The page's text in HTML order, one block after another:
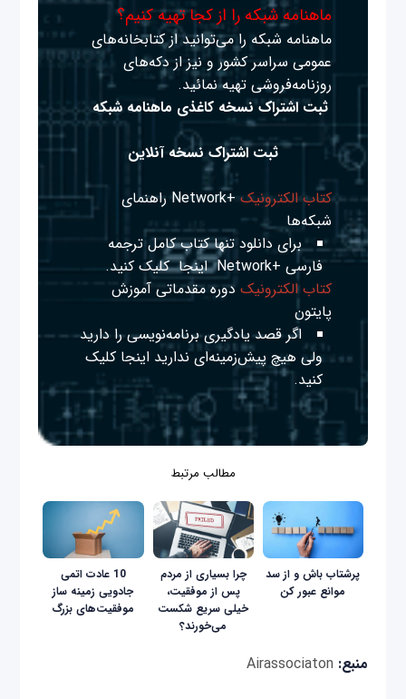
ماهنامه شبکه را از کجا تهیه کنیم؟
ماهنامه شبکه را می‌توانید از کتابخانه‌های
عمومی سراسر کشور و نیز از دکه‌های
روزنامه‌فروشی تهیه نمائید.
ثبت اشتراک نسخه کاغذی ماهنامه شبکه
ثبت اشتراک نسخه آنلاین
کتاب الکترونیک
+Network راهنمای
شبکه‌ها
برای دانلود تنها کتاب کامل ترجمه
فارسی +Network
اینجا کلیک کنید.
کتاب الکترونیک دوره مقدماتی آموزش
پایتون
اگر قصد یادگیری برنامه‌نویسی را دارید
ولی هیچ پیش‌زمینه‌ای نداریداینجا کلیک
کنید.
مطالب مرتبط
پرشتاب باش و از سد
موانع عبور کن
چرا بسیاری از مردم
پس از موفقیت،
خیلی سریع شکست
می‌خورند؟
10 عادت اتمى
جادویى زمینه ساز
موفقیت‌هاى بزرگ
منبع: Airassociaton